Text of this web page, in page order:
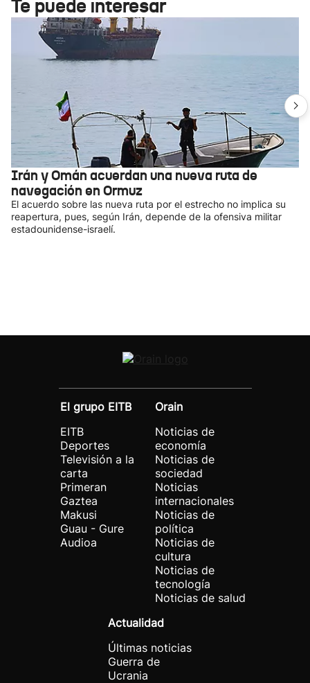
Te puede interesar
Irán y Omán acuerdan una nueva ruta de
navegación en Ormuz
El acuerdo sobre las nueva ruta por el estrecho no implica su
reapertura, pues, según Irán, depende de la ofensiva militar
estadounidense-israelí.
El grupo EITB
EITB
Deportes
Televisión a la
carta
Primeran
Gaztea
Makusi
Guau - Gure
Audioa
Orain
Noticias de
economía
Noticias de
sociedad
Noticias
internacionales
Noticias de
política
Noticias de
cultura
Noticias de
tecnología
Noticias de salud
Actualidad
Últimas noticias
Guerra de
Ucrania